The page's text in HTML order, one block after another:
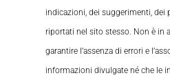
indicazioni, dei suggerimenti, dei
riportati nel sito stesso. Non è in
garantire l’assenza di errori e
informazioni divulgate né che le